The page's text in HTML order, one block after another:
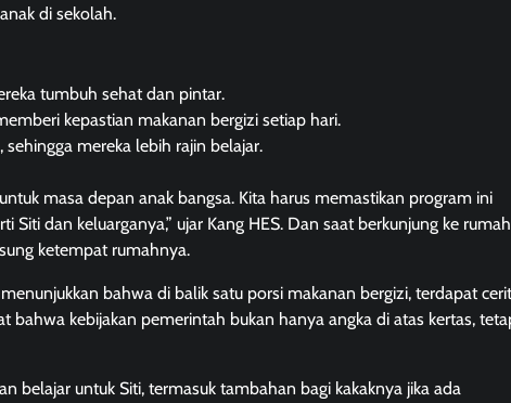
di sekolah.
tumbuh sehat dan pintar.
kepastian makanan bergizi setiap hari.
mereka lebih rajin belajar.
masa depan anak bangsa. Kita harus memastikan program ini
dan keluarganya,” ujar Kang HES. Dan saat berkunjung ke rumah
ketempat rumahnya.
bahwa di balik satu porsi makanan bergizi, terdapat
bahwa kebijakan pemerintah bukan hanya angka di atas kertas,
belajar untuk Siti, termasuk tambahan bagi kakaknya jika ada